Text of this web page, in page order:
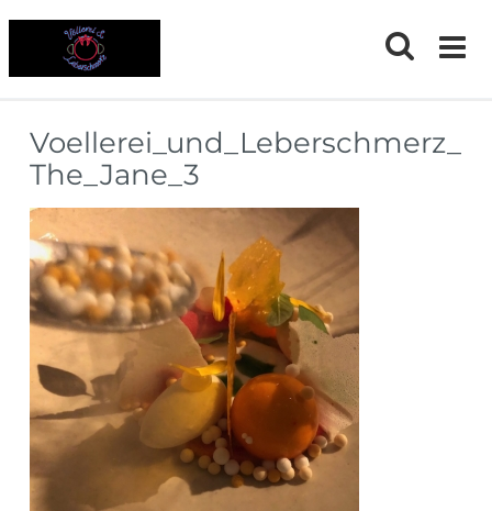
Voellerei_und_Leberschmerz_
The_Jane_3